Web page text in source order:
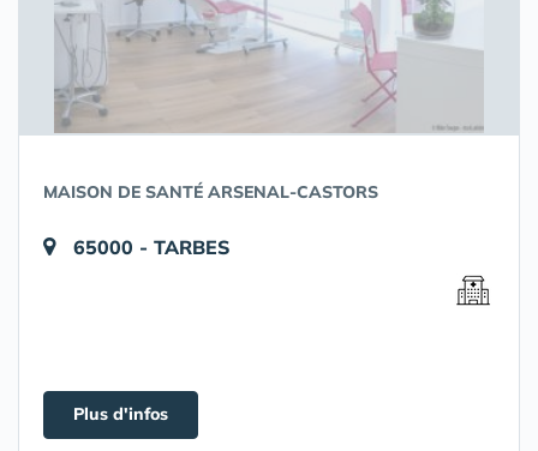
MAISON DE SANTÉ ARSENAL-CASTORS
65000 - TARBES
Plus d'infos